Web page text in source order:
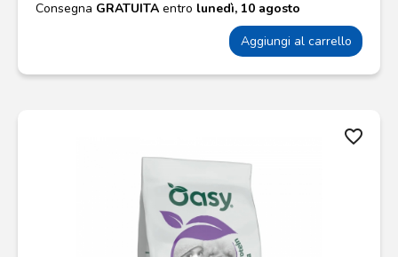
Consegna GRATUITA entro lunedì, 10 agosto
Aggiungi al carrello
favorite_border